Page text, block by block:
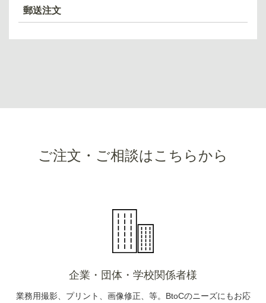
郵送注文
ご注文・ご相談はこちらから
企業・団体・学校関係者様
業務用撮影、プリント、画像修正、等。BtoCのニーズにもお応